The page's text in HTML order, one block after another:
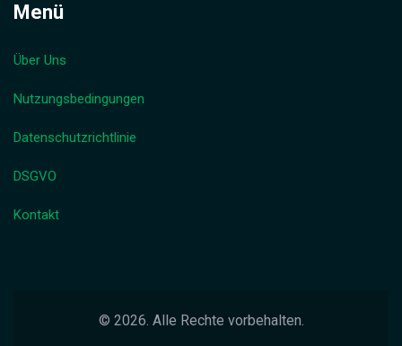
Menü
Über Uns
Nutzungsbedingungen
Datenschutzrichtlinie
DSGVO
Kontakt
© 2026. Alle Rechte vorbehalten.